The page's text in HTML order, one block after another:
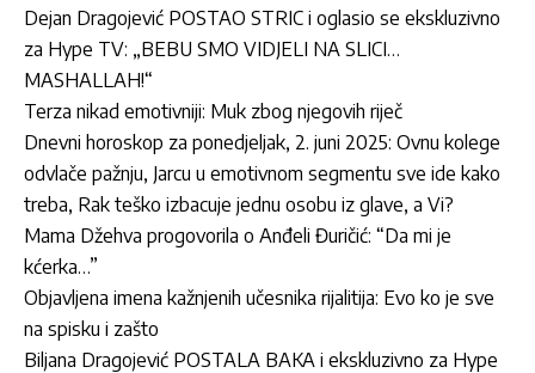
Dejan Dragojević POSTAO STRIC i oglasio se ekskluzivno
za Hype TV: „BEBU SMO VIDJELI NA SLICI…
MASHALLAH!“
Terza nikad emotivniji: Muk zbog njegovih riječ
Dnevni horoskop za ponedjeljak, 2. juni 2025: Ovnu kolege
odvlače pažnju, Jarcu u emotivnom segmentu sve ide kako
treba, Rak teško izbacuje jednu osobu iz glave, a Vi?
Mama Džehva progovorila o Anđeli Đuričić: “Da mi je
kćerka…”
Objavljena imena kažnjenih učesnika rijalitija: Evo ko je sve
na spisku i zašto
Biljana Dragojević POSTALA BAKA i ekskluzivno za Hype